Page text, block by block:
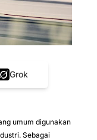
Grok
umum digunakan
Sebagai